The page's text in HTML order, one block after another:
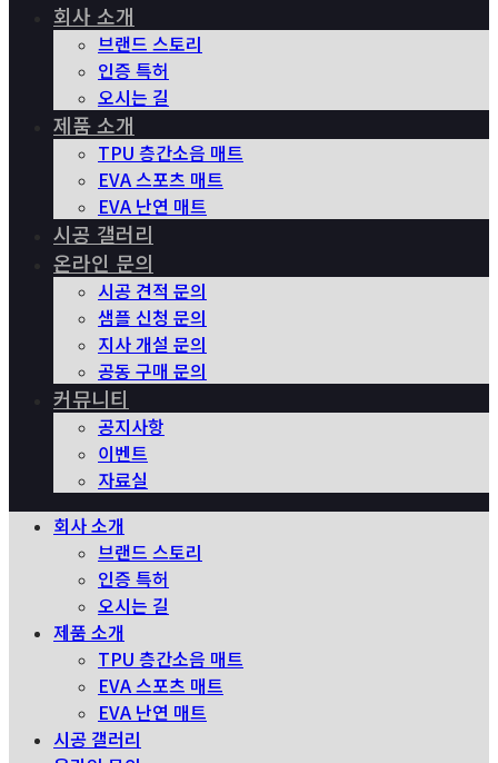
회사 소개
브랜드 스토리
인증 특허
오시는 길
제품 소개
TPU 층간소음 매트
EVA 스포츠 매트
EVA 난연 매트
시공 갤러리
온라인 문의
시공 견적 문의
샘플 신청 문의
지사 개설 문의
공동 구매 문의
커뮤니티
공지사항
이벤트
자료실
회사 소개
브랜드 스토리
인증 특허
오시는 길
제품 소개
TPU 층간소음 매트
EVA 스포츠 매트
EVA 난연 매트
시공 갤러리